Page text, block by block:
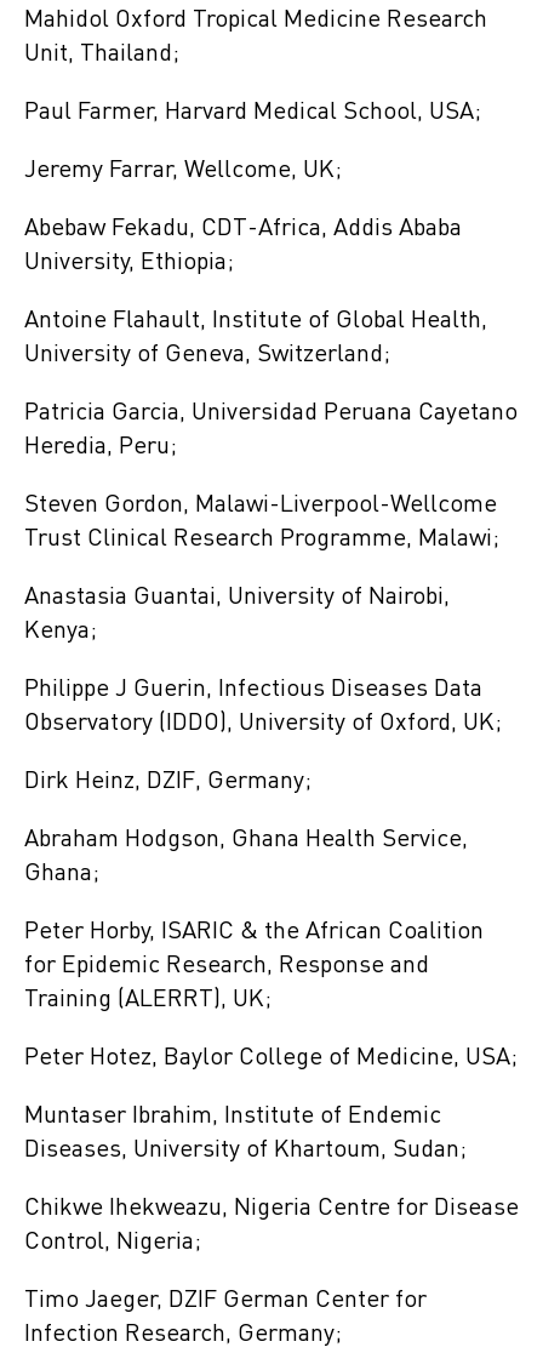
Mahidol Oxford Tropical Medicine Research
Unit, Thailand;
Paul Farmer, Harvard Medical School, USA;
Jeremy Farrar, Wellcome, UK;
Abebaw Fekadu, CDT-Africa, Addis Ababa
University, Ethiopia;
Antoine Flahault, Institute of Global Health,
University of Geneva, Switzerland;
Patricia Garcia, Universidad Peruana Cayetano
Heredia, Peru;
Steven Gordon, Malawi-Liverpool-Wellcome
Trust Clinical Research Programme, Malawi;
Anastasia Guantai, University of Nairobi,
Kenya;
Philippe J Guerin, Infectious Diseases Data
Observatory (IDDO), University of Oxford, UK;
Dirk Heinz, DZIF, Germany;
Abraham Hodgson, Ghana Health Service,
Ghana;
Peter Horby, ISARIC & the African Coalition
for Epidemic Research, Response and
Training (ALERRT), UK;
Peter Hotez, Baylor College of Medicine, USA;
Muntaser Ibrahim, Institute of Endemic
Diseases, University of Khartoum, Sudan;
Chikwe Ihekweazu, Nigeria Centre for Disease
Control, Nigeria;
Timo Jaeger, DZIF German Center for
Infection Research, Germany;